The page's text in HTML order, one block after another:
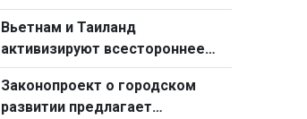
австралийских отношений
Вьетнам и Таиланд
активизируют всестороннее
сотрудничество
Законопроект о городском
развитии предлагает